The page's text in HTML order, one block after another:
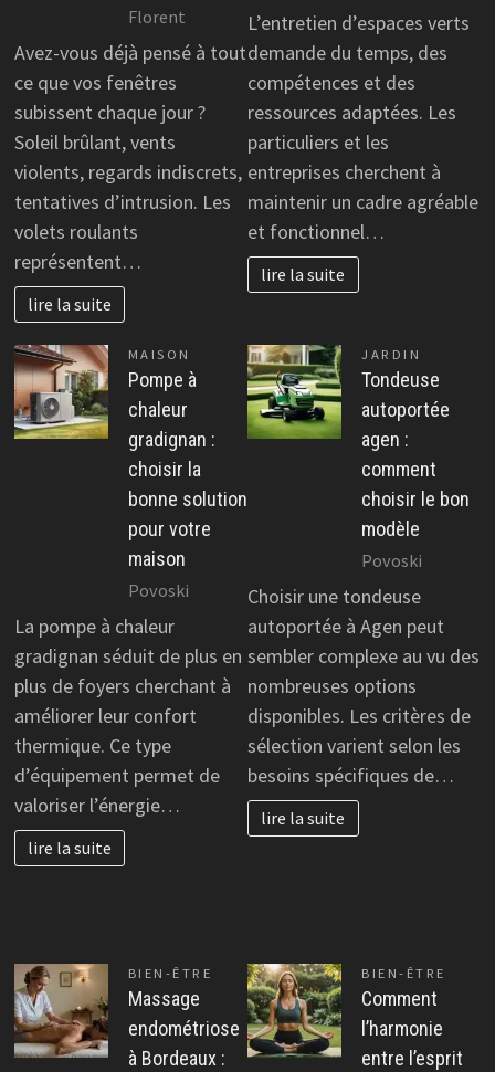
Florent
Avez-vous déjà pensé à tout
ce que vos fenêtres
subissent chaque jour ?
Soleil brûlant, vents
violents, regards indiscrets,
tentatives d’intrusion. Les
volets roulants
représentent…
lire la suite
L’entretien d’espaces verts
demande du temps, des
compétences et des
ressources adaptées. Les
particuliers et les
entreprises cherchent à
maintenir un cadre agréable
et fonctionnel…
lire la suite
MAISON
Pompe à
chaleur
gradignan :
choisir la
bonne solution
pour votre
maison
Povoski
La pompe à chaleur
gradignan séduit de plus en
plus de foyers cherchant à
améliorer leur confort
thermique. Ce type
d’équipement permet de
valoriser l’énergie…
lire la suite
JARDIN
Tondeuse
autoportée
agen :
comment
choisir le bon
modèle
Povoski
Choisir une tondeuse
autoportée à Agen peut
sembler complexe au vu des
nombreuses options
disponibles. Les critères de
sélection varient selon les
besoins spécifiques de…
lire la suite
BIEN-ÊTRE
Massage
endométriose
à Bordeaux :
BIEN-ÊTRE
Comment
l’harmonie
entre l’esprit